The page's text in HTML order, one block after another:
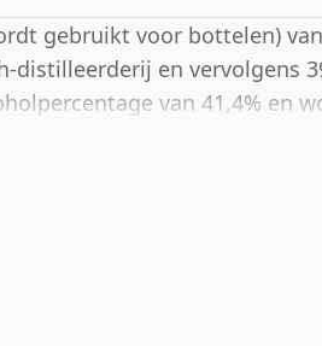
gebruikt voor bottelen)
distilleerderij en vervolgens
van 41,4% en